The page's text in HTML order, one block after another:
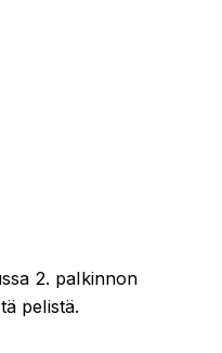
2. palkinnon
pelistä.